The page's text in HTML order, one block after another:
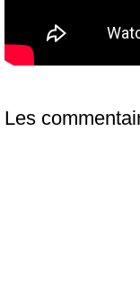
Les